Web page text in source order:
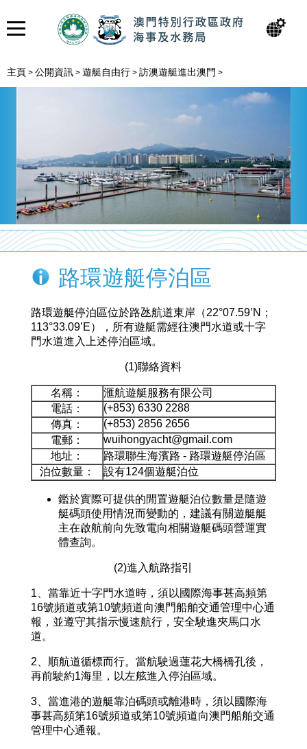
主頁 > 公開資訊 > 遊艇自由行 > 訪澳遊艇進出澳門 >
路環遊艇停泊區
路環遊艇停泊區位於路氹航道東岸（22°07.59’N；
113°33.09’E），所有遊艇需經往澳門水道或十字
門水道進入上述停泊區域。
(1)聯絡資料
名稱：
滙航遊艇服務有限公司
電話：
(+853) 6330 2288
傳真：
(+853) 2856 2656
電郵：
wuihongyacht@gmail.com
地址：
路環聯生海濱路 - 路環遊艇停泊區
泊位數量：
設有124個遊艇泊位
鑑於實際可提供的閒置遊艇泊位數量是隨遊
艇碼頭使用情況而變動的，建議有關遊艇艇
主在啟航前向先致電向相關遊艇碼頭營運實
體查詢。
(2)進入航路指引
1、當靠近十字門水道時，須以國際海事甚高頻第
16號頻道或第10號頻道向澳門船舶交通管理中心通
報，並遵守其指示慢速航行，安全駛進夾馬口水
道。
2、順航道循標而行。當航駛過蓮花大橋橋孔後，
再前駛約1海里，以左舷進入停泊區域。
3、當進港的遊艇靠泊碼頭或離港時，須以國際海
事甚高頻第16號頻道或第10號頻道向澳門船舶交通
管理中心通報。